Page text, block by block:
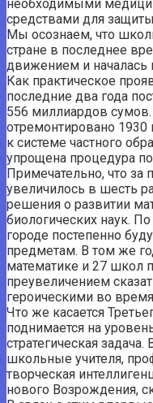
необходимыми
средствами для
Мы осознаем, что
стране в последнее
движением и началась
Как практическое
последние два года
556 миллиардов
отремонтировано
к системе частного
упрощена процедура
Примечательно, что за
увеличилось в шесть
решения о развитии
биологических наук.
городе постепенно
предметам. В том же
математике и 27 школ
преувеличением
героическими во
Что же касается
поднимается на
стратегическая
школьные учителя,
творческая
нового Возрождения,